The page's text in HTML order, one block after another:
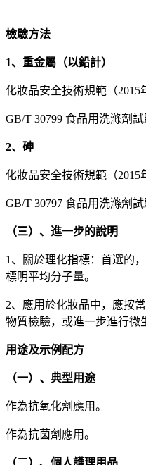
檢驗方法
1、重金屬（以鉛計）
化妝品安全技術規範（2015
GB/T 30799 食品用洗滌劑
2、砷
化妝品安全技術規範（2015
GB/T 30797 食品用洗滌劑
（三）、進一步的說明
1、關於理化指標：首選的
標明平均分子量。
2、應用於化妝品中，應按
物質檢驗，或進一步進行微
用途及示例配方
（一）、典型用途
作為抗氧化劑應用。
作為抗菌劑應用。
（二）、個人護理用品